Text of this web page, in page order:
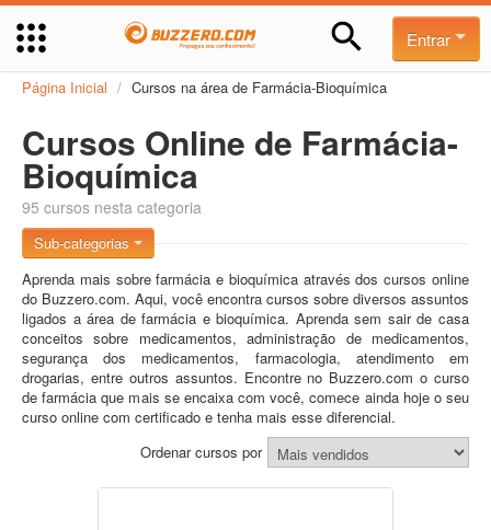
Entrar
Página Inicial / Cursos na área de Farmácia-Bioquímica
Cursos Online de Farmácia-
Bioquímica
95 cursos nesta categoria
Sub-categorias
Aprenda mais sobre farmácia e bioquímica através dos cursos online
do Buzzero.com. Aqui, você encontra cursos sobre diversos assuntos
ligados a área de farmácia e bioquímica. Aprenda sem sair de casa
conceitos sobre medicamentos, administração de medicamentos,
segurança dos medicamentos, farmacologia, atendimento em
drogarias, entre outros assuntos. Encontre no Buzzero.com o curso
de farmácia que mais se encaixa com você, comece ainda hoje o seu
curso online com certificado e tenha mais esse diferencial.
Ordenar cursos por